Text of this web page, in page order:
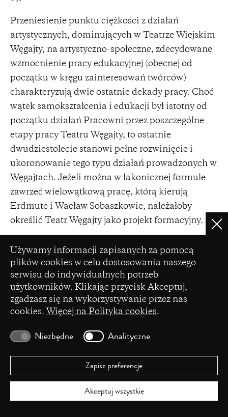
Ustawienia plików cookie
Używamy informacji zapisanych za pomocą
plików cookies w celu dostosowania naszego
serwisu do indywidualnych potrzeb
użytkowników. Klikając przycisk Akceptuj,
zgadzasz się na wykorzystywanie przez nas
cookies. Więcej na Polityka cookies.
Niezbędne Analityczne
Zapisz preferencje
Akceptuj wszystkie
Przeniesienie punktu ciężkości z działań
artystycznych, dominujących w Teatrze Wiejskim
Węgajty, na artystyczno-społeczne, zdecydowane
wzmocnienie pracy edukacyjnej (obecnej od
początku w kręgu zainteresowań twórców)
charakteryzują dwie ostatnie dekady pracy. Choć
wątek samokształcenia i edukacji był istotny od
początku działań Pracowni przez poszczególne
etapy pracy Teatru Węgajty, to ostatnie
dwudziestolecie stanowi pełne rozwinięcie i
ukoronowanie tego typu działań prowadzonych w
Węgajtach. Jeżeli można w lakonicznej formule
zawrzeć wielowątkową pracę, którą kierują
Erdmute i Wacław Sobaszkowie, należałoby
określić Teatr Węgajty jako projekt formacyjny.
dostarczają tradycyjne widowiska i obrzędy cyklu
kalendarzowego: od początku do końca zimy.
Adepci, wśród których obok twórców z dużym
doświadczeniem teatralnym 14 i kolędniczym są
teatralni i kolędniczy „neofici” (przeważają
studenci), podczas trzech kilkudniowych
warsztatów rozdzielonych kilkutygodniowymi
pauzami poznają elementy kolędowania
bożonarodzeniowego, zapustów oraz kolędowania
połączony z tamtym, stanowi praca adeptów nad